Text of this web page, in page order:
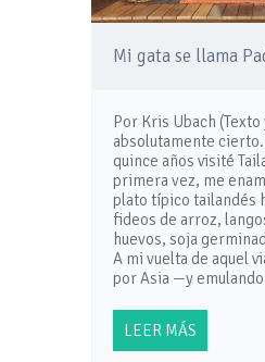
Mi gata se llama
Por Kris Ubach
absolutamente cierto.
quince años visité
primera vez, me
plato típico tailandés
fideos de arroz,
huevos, soja
A mi vuelta de aquel
por Asia —y
LEER MÁS